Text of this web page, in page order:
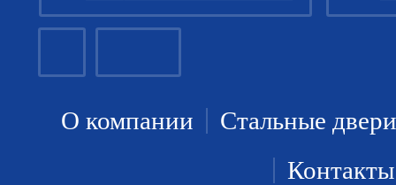
О компании
Стальные двери
Контакты